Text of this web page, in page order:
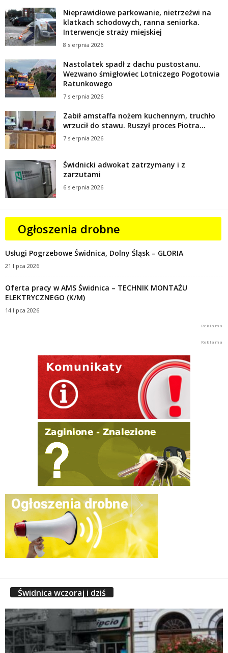
Nieprawidłowe parkowanie, nietrzeźwi na
klatkach schodowych, ranna seniorka.
Interwencje straży miejskiej
8 sierpnia 2026
Nastolatek spadł z dachu pustostanu.
Wezwano śmigłowiec Lotniczego Pogotowia
Ratunkowego
7 sierpnia 2026
Zabił amstaffa nożem kuchennym, truchło
wrzucił do stawu. Ruszył proces Piotra...
7 sierpnia 2026
Świdnicki adwokat zatrzymany i z
zarzutami
6 sierpnia 2026
Ogłoszenia drobne
Usługi Pogrzebowe Świdnica, Dolny Śląsk – GLORIA
21 lipca 2026
Oferta pracy w AMS Świdnica – TECHNIK MONTAŻU
ELEKTRYCZNEGO (K/M)
14 lipca 2026
Świdnica wczoraj i dziś